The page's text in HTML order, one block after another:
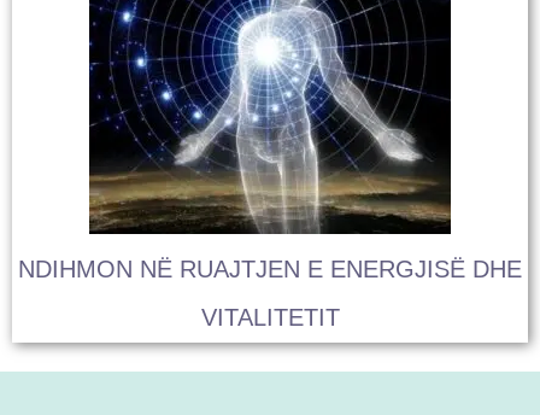
NDIHMON NË RUAJTJEN E ENERGJISË DHE
VITALITETIT